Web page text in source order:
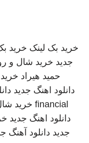
خرید بک لینک خرید
جدید خرید شال و
حمید هیراد
دانلود اهنگ جدید
financial خرید
دانلود اهنگ جدید
جدید دانلود آهنگ